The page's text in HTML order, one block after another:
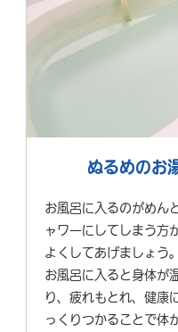
ぬるめのお
お風呂に入るのがめん
ャワーにしてしまう方
よくしてあげましょう。
お風呂に入ると身体が
り、疲れもとれ、健康
っくりつかることで体